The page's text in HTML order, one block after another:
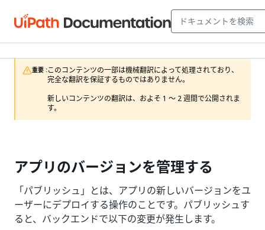
重要 :このコンテンツの一部は機械翻訳によって処理されており、
完全な翻訳を保証するものではありません。
新しいコンテンツの翻訳は、およそ 1 ～ 2 週間で公開されま
す。
アプリのバージョンを管理する
「パブリッシュ」とは、アプリの新しいバージョンをユ
ーザーにデプロイする操作のことです。パブリッシュす
ると、バックエンドで以下の変更が発生します。